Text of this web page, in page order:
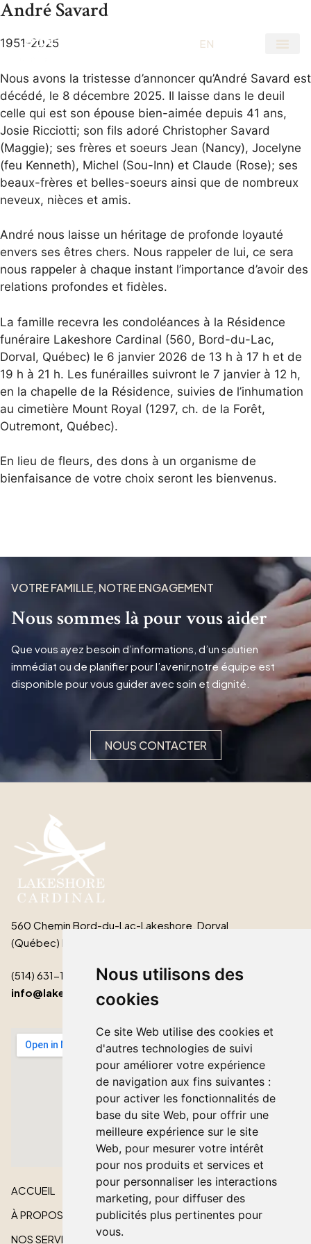
Nous utilisons des
cookies
Ce site Web utilise des cookies et
d'autres technologies de suivi
pour améliorer votre expérience
de navigation aux fins suivantes :
pour activer les fonctionnalités de
base du site Web, pour offrir une
meilleure expérience sur le site
Web, pour mesurer votre intérêt
pour nos produits et services et
pour personnaliser les interactions
marketing, pour diffuser des
publicités plus pertinentes pour
vous.
EN
André Savard
1951-2025
Nous avons la tristesse d’annoncer qu’André Savard est
décédé, le 8 décembre 2025. Il laisse dans le deuil
celle qui est son épouse bien-aimée depuis 41 ans,
Josie Ricciotti; son fils adoré Christopher Savard
(Maggie); ses frères et soeurs Jean (Nancy), Jocelyne
(feu Kenneth), Michel (Sou-Inn) et Claude (Rose); ses
beaux-frères et belles-soeurs ainsi que de nombreux
neveux, nièces et amis.
André nous laisse un héritage de profonde loyauté
envers ses êtres chers. Nous rappeler de lui, ce sera
nous rappeler à chaque instant l’importance d’avoir des
relations profondes et fidèles.
La famille recevra les condoléances à la Résidence
funéraire Lakeshore Cardinal (560, Bord-du-Lac,
Dorval, Québec) le 6 janvier 2026 de 13 h à 17 h et de
19 h à 21 h. Les funérailles suivront le 7 janvier à 12 h,
en la chapelle de la Résidence, suivies de l’inhumation
au cimetière Mount Royal (1297, ch. de la Forêt,
Outremont, Québec).
En lieu de fleurs, des dons à un organisme de
bienfaisance de votre choix seront les bienvenus.
VOTRE FAMILLE, NOTRE ENGAGEMENT
Nous sommes là pour vous aider
Que vous ayez besoin d’informations, d’un soutien
immédiat ou de planifier pour l’avenir,notre équipe est
disponible pour vous guider avec soin et dignité.
NOUS CONTACTER
560 Chemin Bord-du-Lac-Lakeshore, Dorval
(Québec) H9S 2B3
(514) 631-1511
info@lakeshorecardinal.ca
ACCUEIL
À PROPOS
NOS SERVICES